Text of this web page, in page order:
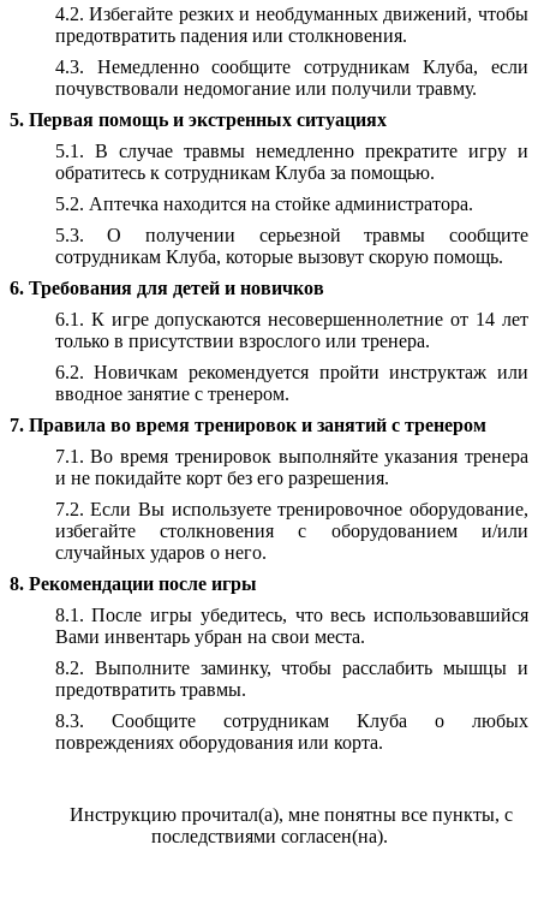
4.2. Избегайте резких и необдуманных движений, чтобы
предотвратить падения или столкновения.
4.3. Немедленно сообщите сотрудникам Клуба, если
почувствовали недомогание или получили травму.
5. Первая помощь и экстренных ситуациях
5.1. В случае травмы немедленно прекратите игру и
обратитесь к сотрудникам Клуба за помощью.
5.2. Аптечка находится на стойке администратора.
5.3. О получении серьезной травмы сообщите
сотрудникам Клуба, которые вызовут скорую помощь.
6. Требования для детей и новичков
6.1. К игре допускаются несовершеннолетние от 14 лет
только в присутствии взрослого или тренера.
6.2. Новичкам рекомендуется пройти инструктаж или
вводное занятие с тренером.
7. Правила во время тренировок и занятий с тренером
7.1. Во время тренировок выполняйте указания тренера
и не покидайте корт без его разрешения.
7.2. Если Вы используете тренировочное оборудование,
избегайте столкновения с оборудованием и/или
случайных ударов о него.
8. Рекомендации после игры
8.1. После игры убедитесь, что весь использовавшийся
Вами инвентарь убран на свои места.
8.2. Выполните заминку, чтобы расслабить мышцы и
предотвратить травмы.
8.3. Сообщите сотрудникам Клуба о любых
повреждениях оборудования или корта.
Инструкцию прочитал(а), мне понятны все пункты, с
последствиями согласен(на).